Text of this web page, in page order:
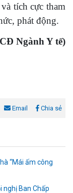
tích cực tham
phát động.
Ngành Y tế)
Email Chia sẻ
“Mái ấm công
nghị Ban Chấp